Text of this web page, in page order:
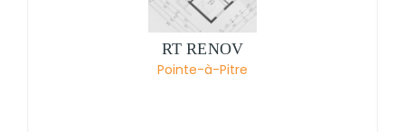
RT RENOV
Pointe-à-Pitre